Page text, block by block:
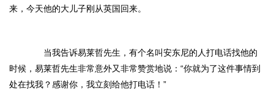
来，今天他的大儿子刚从英国回来。
当我告诉易莱哲先生，有个名叫安东尼的人打电话找他的
时候，易莱哲先生非常意外又非常赞赏地说：“你就为了这件事情到
处在找我？感谢你，我立刻给他打电话！”